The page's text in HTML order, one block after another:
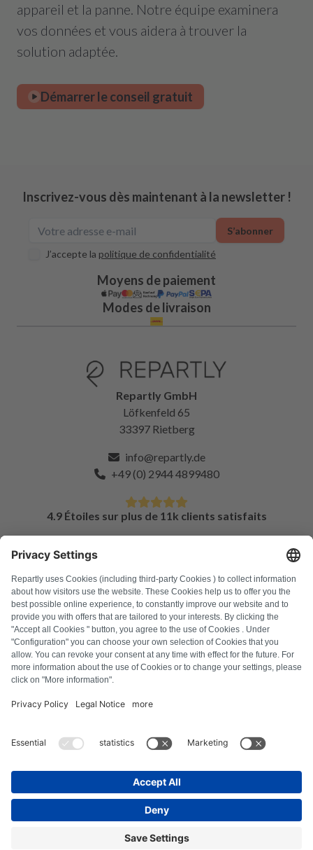
appareil et la panne. Notre équipe examinera
vos données et vous aidera à trouver la
solution adaptée.
Démarrer le conseil gratuit
Inscrivez-vous dès maintenant à la newsletter !
J’accepte la politique de confidentialité
S’abonner
Moyens de paiement
Modes de livraison
Repartly GmbH
Löfkenfeld 65
33397 Rietberg
info@repartly.de
+49 (0) 2944 4899480
4.9 Étoiles sur plus de 11k clients satisfaits
FAQ
Tous les codes d'erreur
À propos de nous
Presse
Politique relative aux cookies
Se rétracter du contrat
© Repartly 2026